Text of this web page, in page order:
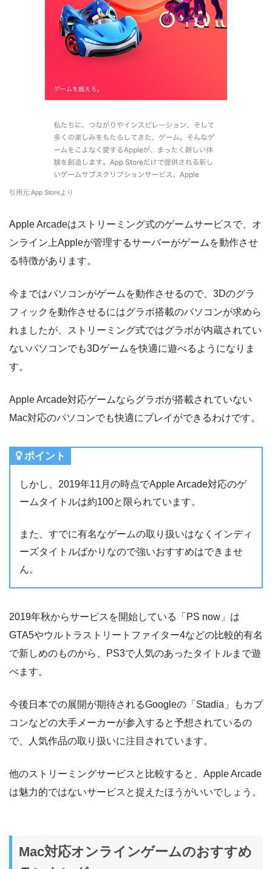
引用元:App Storeより
Apple Arcadeはストリーミング式のゲームサービスで、オ
ンライン上Appleが管理するサーバーがゲームを動作させ
る特徴があります。
今まではパソコンがゲームを動作させるので、3Dのグラ
フィックを動作させるにはグラボ搭載のパソコンが求めら
れましたが、ストリーミング式ではグラボが内蔵されてい
ないパソコンでも3Dゲームを快適に遊べるようになりま
す。
Apple Arcade対応ゲームならグラボが搭載されていない
Mac対応のパソコンでも快適にプレイができるわけです。
ポイント
しかし、2019年11月の時点でApple Arcade対応のゲ
ームタイトルは約100と限られています。
また、すでに有名なゲームの取り扱いはなくインディ
ーズタイトルばかりなので強いおすすめはできませ
ん。
2019年秋からサービスを開始している「PS now」は
GTA5やウルトラストリートファイター4などの比較的有名
で新しめのものから、PS3で人気のあったタイトルまで遊
べます。
今後日本での展開が期待されるGoogleの「Stadia」もカプ
コンなどの大手メーカーが参入すると予想されているの
で、人気作品の取り扱いに注目されています。
他のストリーミングサービスと比較すると、Apple Arcade
は魅力的ではないサービスと捉えたほうがいいでしょう。
Mac対応オンラインゲームのおすすめ